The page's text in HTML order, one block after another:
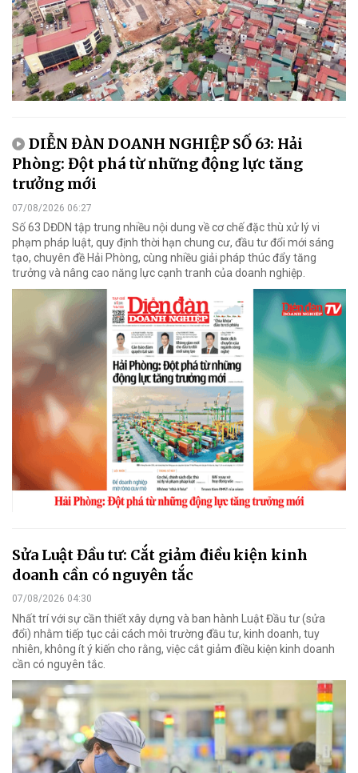
DIỄN ĐÀN DOANH NGHIỆP SỐ 63: Hải
Phòng: Đột phá từ những động lực tăng
trưởng mới
07/08/2026 06:27
Số 63 DĐDN tập trung nhiều nội dung về cơ chế đặc thù xử lý vi
phạm pháp luật, quy định thời hạn chung cư, đầu tư đổi mới sáng
tạo, chuyên đề Hải Phòng, cùng nhiều giải pháp thúc đẩy tăng
trưởng và nâng cao năng lực cạnh tranh của doanh nghiệp.
Sửa Luật Đầu tư: Cắt giảm điều kiện kinh
doanh cần có nguyên tắc
07/08/2026 04:30
Nhất trí với sự cần thiết xây dựng và ban hành Luật Đầu tư (sửa
đổi) nhằm tiếp tục cải cách môi trường đầu tư, kinh doanh, tuy
nhiên, không ít ý kiến cho rằng, việc cắt giảm điều kiện kinh doanh
cần có nguyên tắc.